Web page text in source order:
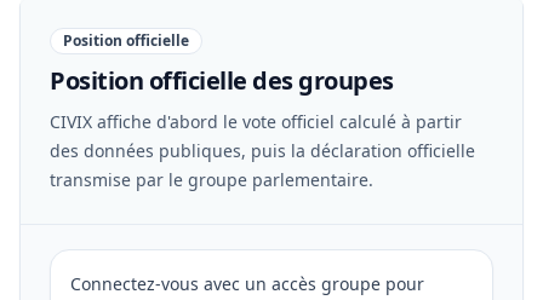
Position officielle
Position officielle des groupes
CIVIX affiche d'abord le vote officiel calculé à partir
des données publiques, puis la déclaration officielle
transmise par le groupe parlementaire.
Connectez-vous avec un accès groupe pour